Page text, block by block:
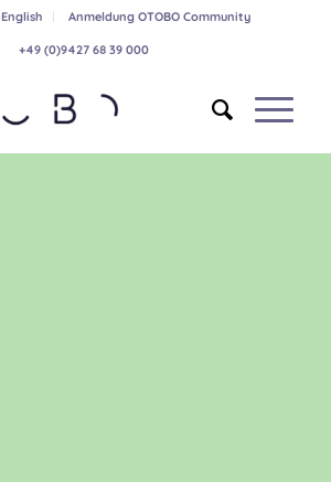
English Anmeldung OTOBO Community
+49 (0)9427 68 39 000